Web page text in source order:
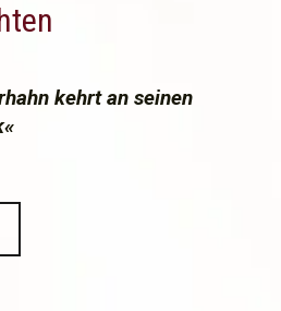
kehrt an seinen